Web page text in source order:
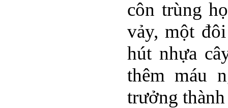
côn trùng
vảy, một
hút nhựa
thêm máu
trưởng